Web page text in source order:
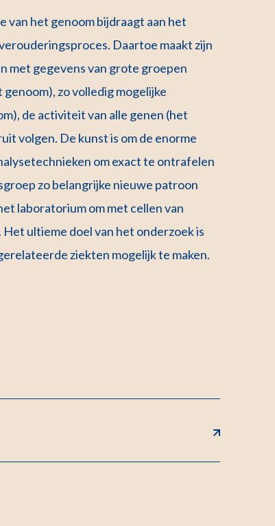
van het genoom bijdraagt aan het
Daartoe maakt zijn
met gegevens van grote groepen
zo volledig mogelijke
de activiteit van alle genen (het
volgen. De kunst is om de enorme
om exact te ontrafelen
zo belangrijke nieuwe patroon
laboratorium om met cellen van
ultieme doel van het onderzoek is
ziekten mogelijk te maken.